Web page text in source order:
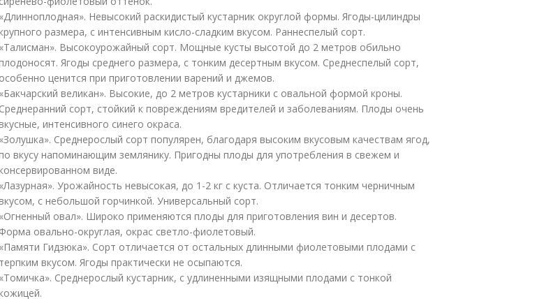
«Длинноплодная». Невысокий раскидистый кустарник округлой формы. Ягоды-цилиндры
размера, с интенсивным кисло-сладким вкусом. Раннеспелый сорт.
«Талисман». Высокоурожайный сорт. Мощные кусты высотой до 2 метров обильно
Ягоды среднего размера, с тонким десертным вкусом. Среднеспелый сорт,
особенно ценится при приготовлении варений и джемов.
«Бакчарский великан». Высокие, до 2 метров кустарники с овальной формой кроны.
Среднеранний сорт, стойкий к повреждениям вредителей и заболеваниям. Плоды очень
интенсивного синего окраса.
«Золушка». Среднерослый сорт популярен, благодаря высоким вкусовым качествам ягод,
вкусу напоминающим землянику. Пригодны плоды для употребления в свежем и
виде.
«Лазурная». Урожайность невысокая, до 1-2 кг с куста. Отличается тонким черничным
с небольшой горчинкой. Универсальный сорт.
«Огненный овал». Широко применяются плоды для приготовления вин и десертов.
Форма овально-округлая, окрас светло-фиолетовый.
«Памяти Гидзюка». Сорт отличается от остальных длинными фиолетовыми плодами с
терпким вкусом. Ягоды практически не осыпаются.
«Томичка». Среднерослый кустарник, с удлиненными изящными плодами с тонкой